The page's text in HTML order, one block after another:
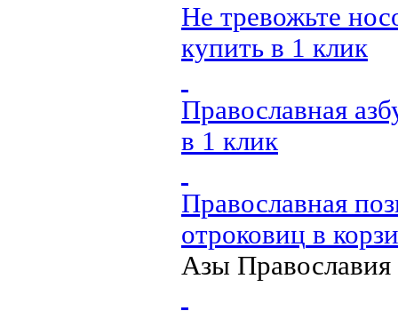
Не тревожьте
купить в 1 клик
Православная
в 1 клик
Православная
отроковиц в
Азы Православия